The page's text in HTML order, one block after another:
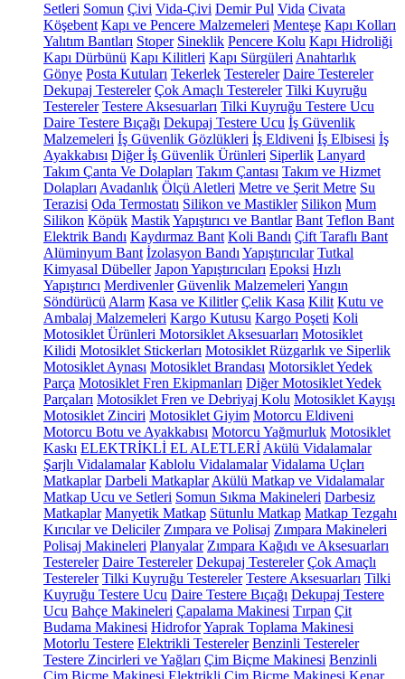
Setleri Somun Çivi Vida-Çivi Demir Pul Vida Civata
Köşebent Kapı ve Pencere Malzemeleri Menteşe Kapı Kolları
Yalıtım Bantları Stoper Sineklik Pencere Kolu Kapı Hidroliği
Kapı Dürbünü Kapı Kilitleri Kapı Sürgüleri Anahtarlık
Gönye Posta Kutuları Tekerlek Testereler Daire Testereler
Dekupaj Testereler Çok Amaçlı Testereler Tilki Kuyruğu
Testereler Testere Aksesuarları Tilki Kuyruğu Testere Ucu
Daire Testere Bıçağı Dekupaj Testere Ucu İş Güvenlik
Malzemeleri İş Güvenlik Gözlükleri İş Eldiveni İş Elbisesi İş
Ayakkabısı Diğer İş Güvenlik Ürünleri Siperlik Lanyard
Takım Çanta Ve Dolapları Takım Çantası Takım ve Hizmet
Dolapları Avadanlık Ölçü Aletleri Metre ve Şerit Metre Su
Terazisi Oda Termostatı Silikon ve Mastikler Silikon Mum
Silikon Köpük MastikYapıştırıcı ve Bantlar Bant Teflon Bant
Elektrik Bandı Kaydırmaz Bant Koli Bandı Çift Taraflı Bant
Alüminyum Bant İzolasyon Bandı Yapıştırıcılar Tutkal
Kimyasal Dübeller Japon Yapıştırıcıları Epoksi Hızlı
Yapıştırıcı Merdivenler Güvenlik Malzemeleri Yangın
Söndürücü Alarm Kasa ve Kilitler Çelik Kasa Kilit Kutu ve
Ambalaj Malzemeleri Kargo Kutusu Kargo Poşeti Koli
Motosiklet Ürünleri Motorsiklet Aksesuarları Motosiklet
Kilidi Motosiklet Stickerları Motosiklet Rüzgarlık ve Siperlik
Motosiklet Aynası Motosiklet Brandası Motorsiklet Yedek
Parça Motosiklet Fren Ekipmanları Diğer Motosiklet Yedek
Parçaları Motosiklet Fren ve Debriyaj Kolu Motosiklet Kayışı
Motosiklet Zinciri Motosiklet Giyim Motorcu Eldiveni
Motorcu Botu ve Ayakkabısı Motorcu Yağmurluk Motosiklet
Kaskı ELEKTRİKLİ EL ALETLERİ Akülü Vidalamalar
Şarjlı Vidalamalar Kablolu Vidalamalar Vidalama Uçları
Matkaplar Darbeli Matkaplar Akülü Matkap ve Vidalamalar
Matkap Ucu ve Setleri Somun Sıkma Makineleri Darbesiz
Matkaplar Manyetik Matkap Sütunlu Matkap Matkap Tezgahı
Kırıcılar ve Deliciler Zımpara ve Polisaj Zımpara Makineleri
Polisaj Makineleri Planyalar Zımpara Kağıdı ve Aksesuarları
Testereler Daire Testereler Dekupaj Testereler Çok Amaçlı
Testereler Tilki Kuyruğu Testereler Testere Aksesuarları Tilki
Kuyruğu Testere Ucu Daire Testere Bıçağı Dekupaj Testere
Ucu Bahçe Makineleri Çapalama Makinesi Tırpan Çit
Budama Makinesi HidroforYaprak Toplama Makinesi
Motorlu Testere Elektrikli Testereler Benzinli Testereler
Testere Zincirleri ve Yağları Çim Biçme Makinesi Benzinli
Çim Biçme Makinesi Elektrikli Çim Biçme Makinesi Kenar